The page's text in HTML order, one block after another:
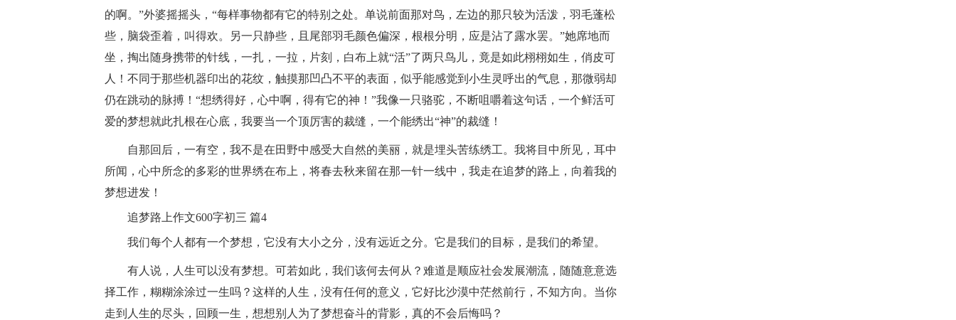
的啊。”外婆摇摇头，“每样事物都有它的特别之处。单说前面那对鸟，左边的那只较为活泼，羽毛蓬松
些，脑袋歪着，叫得欢。另一只静些，且尾部羽毛颜色偏深，根根分明，应是沾了露水罢。”她席地而
坐，掏出随身携带的针线，一扎，一拉，片刻，白布上就“活”了两只鸟儿，竟是如此栩栩如生，俏皮可
人！不同于那些机器印出的花纹，触摸那凹凸不平的表面，似乎能感觉到小生灵呼出的气息，那微弱却
仍在跳动的脉搏！“想绣得好，心中啊，得有它的神！”我像一只骆驼，不断咀嚼着这句话，一个鲜活可
爱的梦想就此扎根在心底，我要当一个顶厉害的裁缝，一个能绣出“神”的裁缝！
自那回后，一有空，我不是在田野中感受大自然的美丽，就是埋头苦练绣工。我将目中所见，耳中
所闻，心中所念的多彩的世界绣在布上，将春去秋来留在那一针一线中，我走在追梦的路上，向着我的
梦想进发！
追梦路上作文600字初三 篇4
我们每个人都有一个梦想，它没有大小之分，没有远近之分。它是我们的目标，是我们的希望。
有人说，人生可以没有梦想。可若如此，我们该何去何从？难道是顺应社会发展潮流，随随意意选
择工作，糊糊涂涂过一生吗？这样的人生，没有任何的意义，它好比沙漠中茫然前行，不知方向。当你
走到人生的尽头，回顾一生，想想别人为了梦想奋斗的背影，真的不会后悔吗？